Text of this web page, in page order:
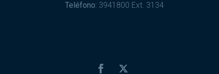
Teléfono: 3941800 Ext. 3134